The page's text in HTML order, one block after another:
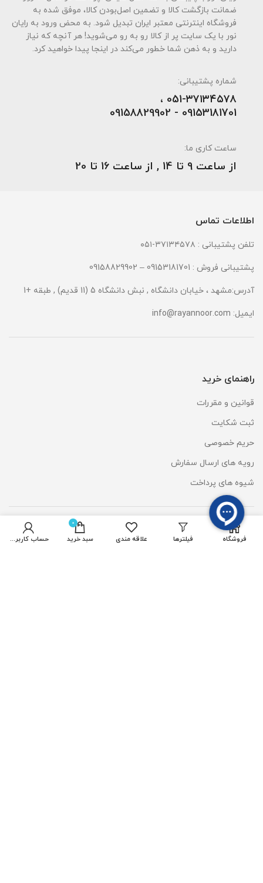
ضمانت بازگشت کالا و تضمین اصل‌بودن کالا، موفق شده به
فروشگاه اینترنتی معتبر ایران تبدیل شود. به محض ورود به رایان
نور با یک سایت پر از کالا رو به رو می‌شوید! هر آنچه که نیاز
دارید و به ذهن شما خطور می‌کند در اینجا پیدا خواهید کرد.
شماره پشتیبانی:
051-۳۷۱۳۴۵۷۸ ،
09153181701 - 09158829902
ساعت کاری ما:
از ساعت 9 تا 14 , از ساعت 16 تا 20
اطلاعات تماس
تلفن پشتیبانی : ۳۷۱۳۴۵۷۸-۰۵۱
پشتیبانی فروش : 09153181701 – 09158829902
آدرس:مشهد ، خیابان دانشگاه , نبش دانشگاه 5 (11 قدیم) , طبقه +1
ایمیل: info@rayannoor.com
راهنمای خرید
قوانین و مقررات
ثبت شکایت
حریم خصوصی
رویه های ارسال سفارش
شیوه های پرداخت
دسترسی سریع
فروشگاه فیلترها علاقه مندی
0
سبد خرید حساب کاربری من